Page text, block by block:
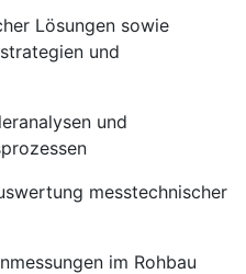
Lösungen sowie
und
und
messtechnischer
im Rohbau